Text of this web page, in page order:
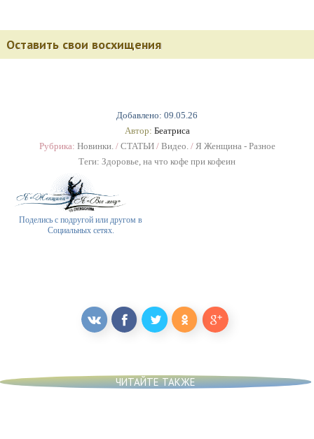
Добавлено: 09.05.26
Автор: Беатриса
Рубрика: Новинки./ СТАТЬИ/ Видео./ Я Женщина - Разное
Теги: Здоровье, на что кофе при кофеин
Поделись с подругой или другом в
Социальных сетях.
Оставить свои восхищения
ЧИТАЙТЕ ТАКЖЕ